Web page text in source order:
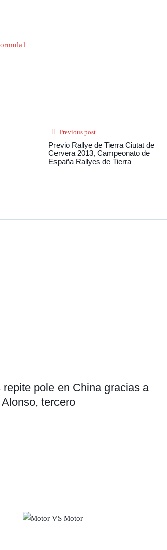
Previous post
Previo Rallye de Tierra Ciutat de
Cervera 2013, Campeonato de
España Rallyes de Tierra
repite pole en China gracias a
tercero